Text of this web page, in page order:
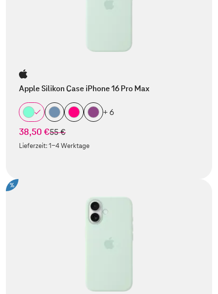
Apple Silikon Case iPhone 16 Pro Max
+ 6
38,50 €statt
55 €
Lieferzeit:1-4 Werktage
%